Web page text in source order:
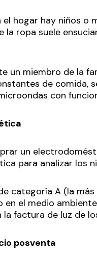
el hogar hay niños
la ropa suele
un miembro de la
de comida,
con
un
para analizar los
categoría A (la
el medio
factura de luz de
posventa